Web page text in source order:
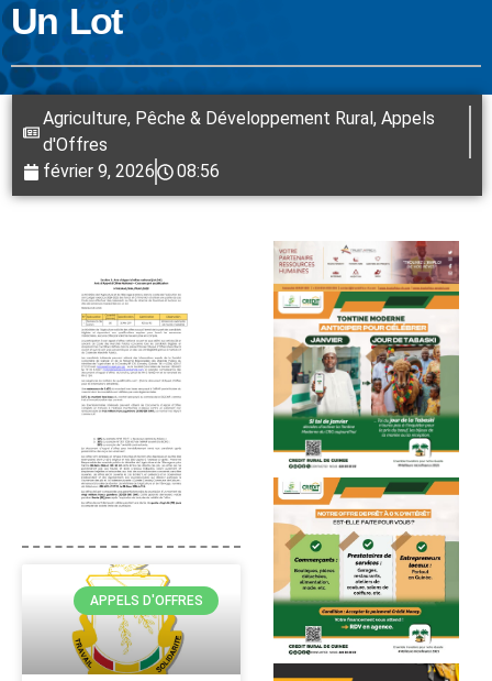
Un Lot
Agriculture, Pêche & Développement Rural, Appels
d'Offres
février 9, 2026
08:56
APPELS D'OFFRES